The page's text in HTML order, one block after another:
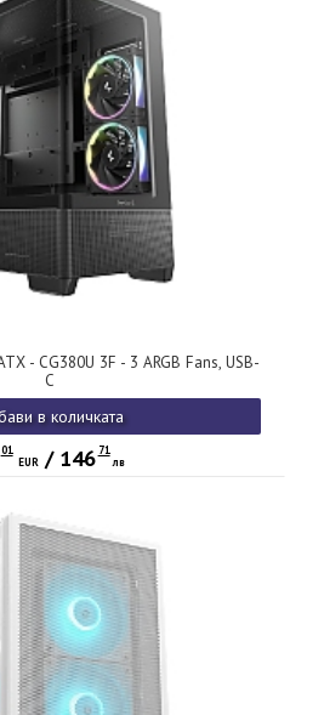
- CG380U 3F - 3 ARGB Fans, USB-
C
в количката
01
EUR/ 146 71
лв